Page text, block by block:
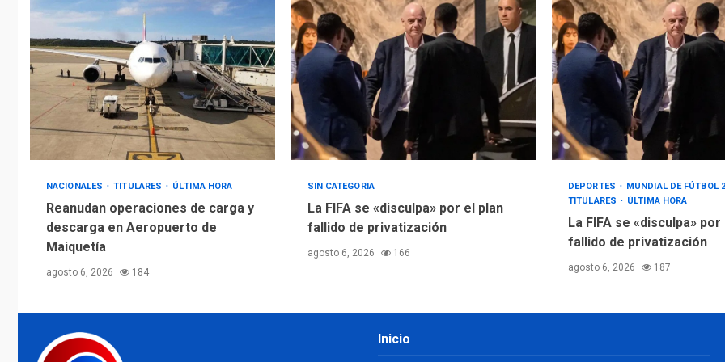
NACIONALES TITULARES ÚLTIMA HORA
Reanudan operaciones de carga y
descarga en Aeropuerto de
Maiquetía
agosto 6, 2026 184
SIN CATEGORIA
La FIFA se «disculpa» por el plan
fallido de privatización
agosto 6, 2026 166
DEPORTES
MUNDIAL DE FÚTBOL
TITULARES
ÚLTIMA HORA
La FIFA se «disculpa» por
fallido de privatización
agosto 6, 2026 187
Inicio